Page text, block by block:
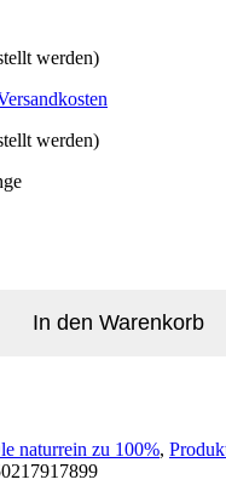
werden)
werden)
In den Warenkorb
naturrein zu 100%,